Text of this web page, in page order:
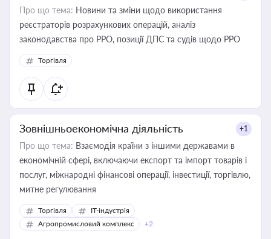
Про що тема: Новини та зміни щодо використання
реєстраторів розрахункових операцій, аналіз
законодавства про РРО, позиції ДПС та судів щодо РРО
Торгівля
Зовнішньоекономічна діяльність +1
Про що тема: Взаємодія країни з іншими державами в
економічній сфері, включаючи експорт та імпорт товарів і
послуг, міжнародні фінансові операції, інвестиції, торгівлю,
митне регулювання
Торгівля
IT-індустрія
Агропромисловий комплекс
+2